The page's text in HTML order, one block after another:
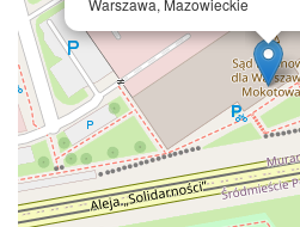
Warszawa, Mazowieckie